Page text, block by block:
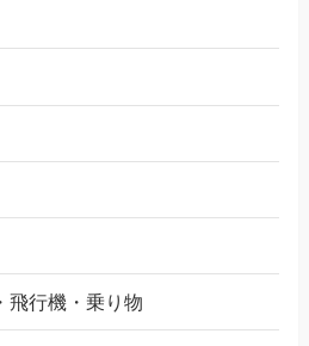
飛行機・乗り物